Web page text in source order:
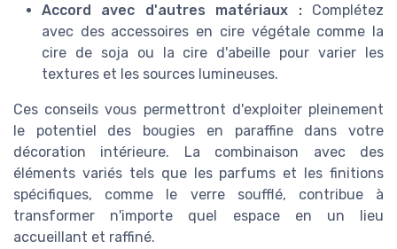
Accord avec d'autres matériaux :Complétez
avec des accessoires en cire végétale comme la
cire de soja ou la cire d'abeille pour varier les
textures et les sources lumineuses.
Ces conseils vous permettront d'exploiter pleinement
le potentiel des bougies en paraffine dans votre
décoration intérieure. La combinaison avec des
éléments variés tels que les parfums et les finitions
spécifiques, comme le verre soufflé, contribue à
transformer n'importe quel espace en un lieu
accueillant et raffiné.